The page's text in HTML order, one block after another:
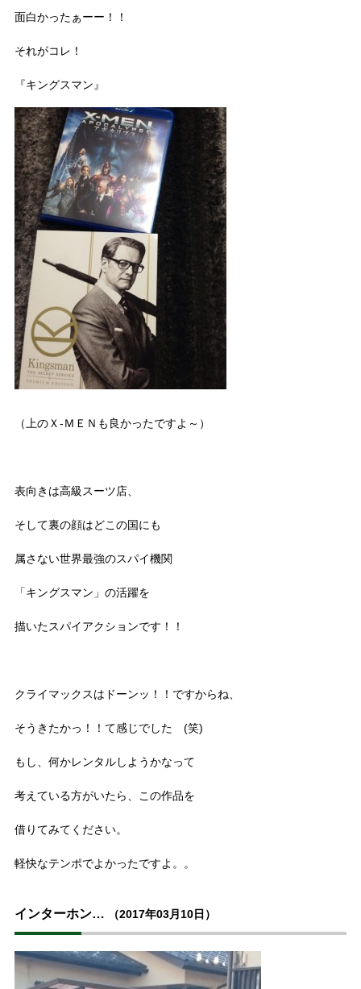
面白かったぁーー！！
それがコレ！
『キングスマン』
（上のＸ-ＭＥＮも良かったですよ～）
表向きは高級スーツ店、
そして裏の顔はどこの国にも
属さない世界最強のスパイ機関
「キングスマン」の活躍を
描いたスパイアクションです！！
クライマックスはドーンッ！！ですからね、
そうきたかっ！！て感じでした (笑)
もし、何かレンタルしようかなって
考えている方がいたら、この作品を
借りてみてください。
軽快なテンポでよかったですよ。。
インターホン… （2017年03月10日）